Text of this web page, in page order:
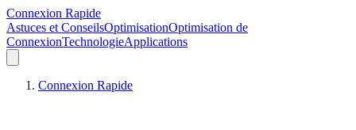
Connexion Rapide
Astuces et ConseilsOptimisationOptimisation de
ConnexionTechnologieApplications
Connexion Rapide